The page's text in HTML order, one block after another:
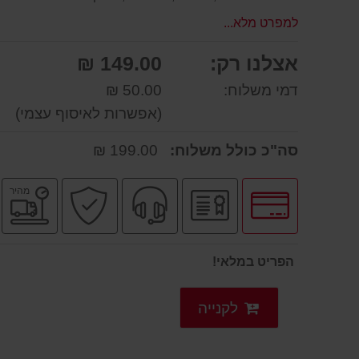
למפרט מלא...
אצלנו רק: 149.00 ₪
דמי משלוח:
50.00 ₪
(אפשרות לאיסוף עצמי)
סה"כ כולל משלוח:
לחץ
לאפשרויות
תשלומים
יבואן
רשמי
שירות
מקצועי
קניה
בטוחה
מהיר
הפריט במלאי!
לקנייה